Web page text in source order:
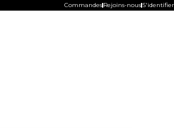
Commandes Rejoins-nous S'identifier